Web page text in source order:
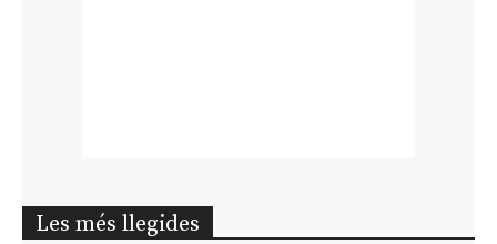
Les més llegides